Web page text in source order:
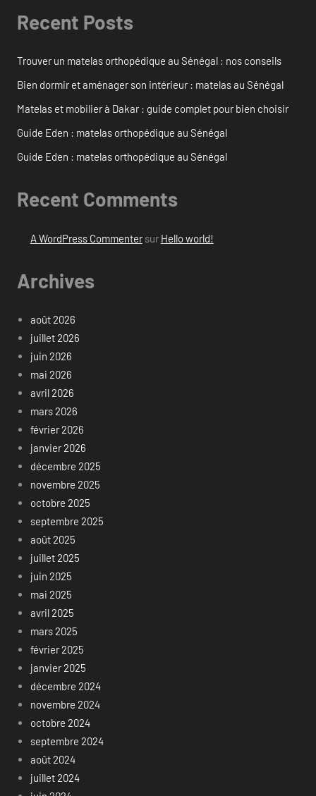
Recent Posts
Trouver un matelas orthopédique au Sénégal : nos conseils
Bien dormir et aménager son intérieur : matelas au Sénégal
Matelas et mobilier à Dakar : guide complet pour bien choisir
Guide Eden : matelas orthopédique au Sénégal
Guide Eden : matelas orthopédique au Sénégal
Recent Comments
A WordPress Commentersur Hello world!
Archives
août 2026
juillet 2026
juin 2026
mai 2026
avril 2026
mars 2026
février 2026
janvier 2026
décembre 2025
novembre 2025
octobre 2025
septembre 2025
août 2025
juillet 2025
juin 2025
mai 2025
avril 2025
mars 2025
février 2025
janvier 2025
décembre 2024
novembre 2024
octobre 2024
septembre 2024
août 2024
juillet 2024